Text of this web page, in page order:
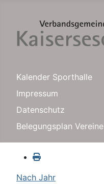
Kalender Sporthalle
Impressum
Datenschutz
Belegungsplan Vereine
Nach Jahr